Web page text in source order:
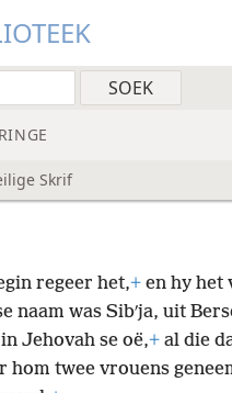
Skrif
regeer het,+ en hy het
naam was Sibʹja, uit
Jehovah se oë,+ al die
hom twee vrouens